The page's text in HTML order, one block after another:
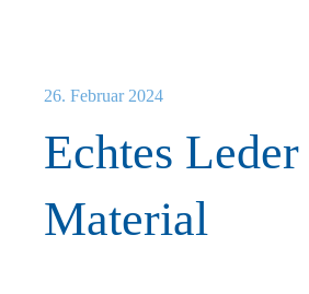
Echtes
Material
26. Februar 2024